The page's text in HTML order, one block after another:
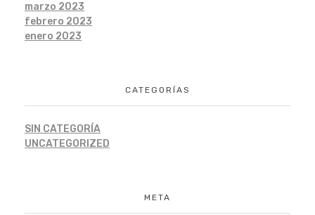
marzo 2023
febrero 2023
enero 2023
CATEGORÍAS
SIN CATEGORÍA
UNCATEGORIZED
META